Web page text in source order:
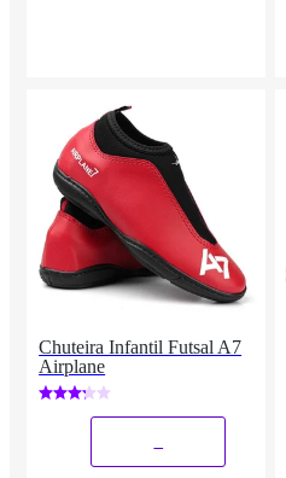
Chuteira Infantil Futsal A7
Airplane